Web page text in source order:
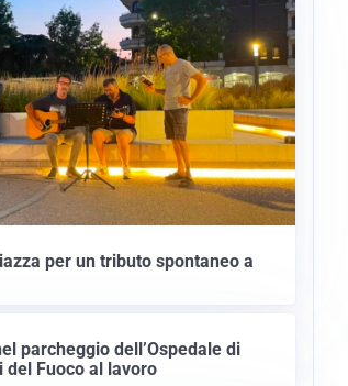
per un tributo spontaneo a
parcheggio dell’Ospedale di
del Fuoco al lavoro